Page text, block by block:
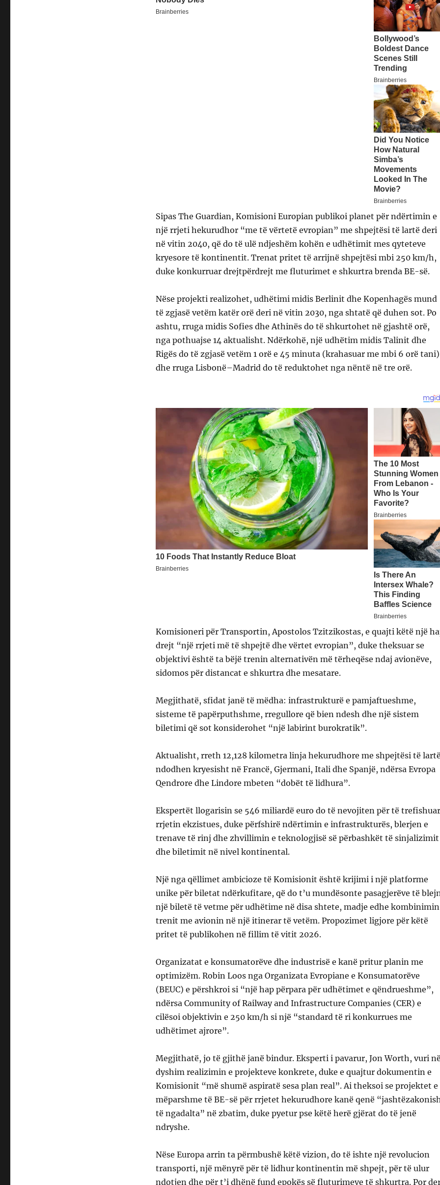
Sipas The Guardian, Komisioni Europian publikoi planet për ndërtimin e
një rrjeti hekurudhor “me të vërtetë evropian” me shpejtësi të lartë deri
në vitin 2040, që do të ulë ndjeshëm kohën e udhëtimit mes qyteteve
kryesore të kontinentit. Trenat pritet të arrijnë shpejtësi mbi 250 km/h,
duke konkurruar drejtpërdrejt me fluturimet e shkurtra brenda BE-së.
Nëse projekti realizohet, udhëtimi midis Berlinit dhe Kopenhagës mund
të zgjasë vetëm katër orë deri në vitin 2030, nga shtatë që duhen sot. Po
ashtu, rruga midis Sofies dhe Athinës do të shkurtohet në gjashtë orë,
nga pothuajse 14 aktualisht. Ndërkohë, një udhëtim midis Talinit dhe
Rigës do të zgjasë vetëm 1 orë e 45 minuta (krahasuar me mbi 6 orë
dhe rruga Lisbonë–Madrid do të reduktohet nga nëntë në tre orë.
Komisioneri për Transportin, Apostolos Tzitzikostas, e quajti këtë një
drejt “një rrjeti më të shpejtë dhe vërtet evropian”, duke theksuar se
objektivi është ta bëjë trenin alternativën më tërheqëse ndaj avionëve,
sidomos për distancat e shkurtra dhe mesatare.
Megjithatë, sfidat janë të mëdha: infrastrukturë e pamjaftueshme,
sisteme të papërputhshme, rregullore që bien ndesh dhe një sistem
biletimi që sot konsiderohet “një labirint burokratik”.
Aktualisht, rreth 12,128 kilometra linja hekurudhore me shpejtësi të
ndodhen kryesisht në Francë, Gjermani, Itali dhe Spanjë, ndërsa Evropa
Qendrore dhe Lindore mbeten “dobët të lidhura”.
Ekspertët llogarisin se 546 miliardë euro do të nevojiten për të trefishuar
rrjetin ekzistues, duke përfshirë ndërtimin e infrastrukturës, blerjen e
trenave të rinj dhe zhvillimin e teknologjisë së përbashkët të sinjalizimit
dhe biletimit në nivel kontinental.
Një nga qëllimet ambicioze të Komisionit është krijimi i një platforme
unike për biletat ndërkufitare, që do t’u mundësonte pasagjerëve të
një biletë të vetme për udhëtime në disa shtete, madje edhe
trenit me avionin në një itinerar të vetëm. Propozimet ligjore për këtë
pritet të publikohen në fillim të vitit 2026.
Organizatat e konsumatorëve dhe industrisë e kanë pritur planin me
optimizëm. Robin Loos nga Organizata Evropiane e Konsumatorëve
(BEUC) e përshkroi si “një hap përpara për udhëtimet e qëndrueshme”,
ndërsa Community of Railway and Infrastructure Companies (CER) e
cilësoi objektivin e 250 km/h si një “standard të ri konkurrues me
udhëtimet ajrore”.
Megjithatë, jo të gjithë janë bindur. Eksperti i pavarur, Jon Worth, vuri
dyshim realizimin e projekteve konkrete, duke e quajtur dokumentin e
Komisionit “më shumë aspiratë sesa plan real”. Ai theksoi se projektet e
mëparshme të BE-së për rrjetet hekurudhore kanë qenë
të ngadalta” në zbatim, duke pyetur pse këtë herë gjërat do të jenë
ndryshe.
Nëse Europa arrin ta përmbushë këtë vizion, do të ishte një revolucion
transporti, një mënyrë për të lidhur kontinentin më shpejt, për të ulur
ndotjen dhe për t’i dhënë fund epokës së fluturimeve të shkurtra. Por